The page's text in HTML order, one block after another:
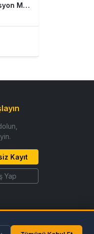
Özel Engelsiz Yaşam Rehabilitasyon Merkezi
Kayıt
Yap